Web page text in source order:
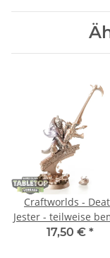
Craftworlds -
Jester - teilweise
17,50 € *